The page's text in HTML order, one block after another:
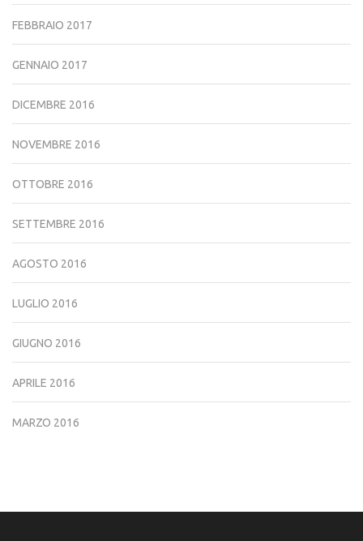
FEBBRAIO 2017
GENNAIO 2017
DICEMBRE 2016
NOVEMBRE 2016
OTTOBRE 2016
SETTEMBRE 2016
AGOSTO 2016
LUGLIO 2016
GIUGNO 2016
APRILE 2016
MARZO 2016